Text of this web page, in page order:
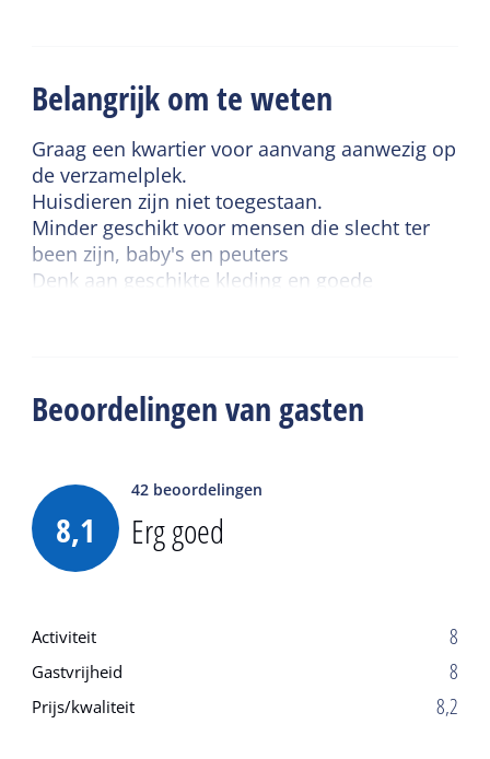
Belangrijk om te weten
Graag een kwartier voor aanvang aanwezig op
de verzamelplek.
Huisdieren zijn niet toegestaan.
Minder geschikt voor mensen die slecht ter
been zijn, baby's en peuters
Denk aan geschikte kleding en goede
Beoordelingen van gasten
8,1
42 beoordelingen
Erg goed
Activiteit 8
Gastvrijheid 8
Prijs/kwaliteit 8,2